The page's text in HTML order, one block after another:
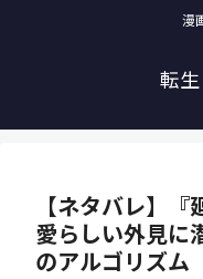
漫
転
【ネタバレ】
愛らしい外見に
のアルゴリズム